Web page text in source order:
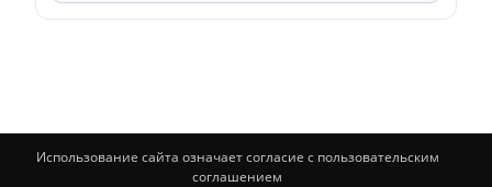
Использование сайта означает согласие с пользовательским
соглашением